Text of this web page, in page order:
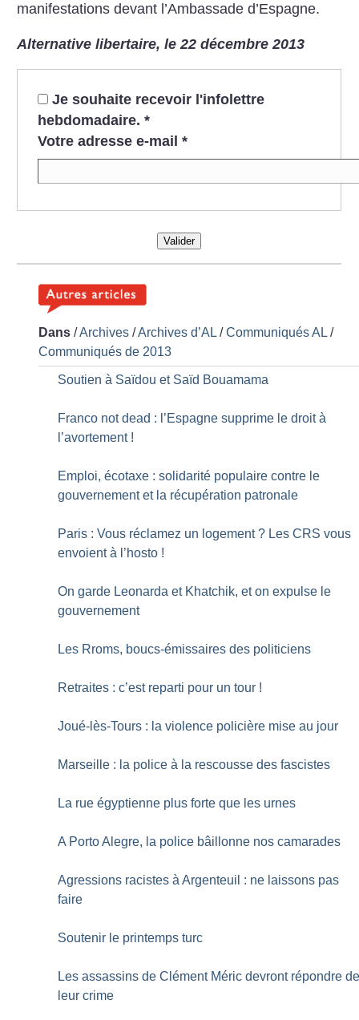
manifestations devant l’Ambassade d’Espagne.
Alternative libertaire, le 22 décembre 2013
Je souhaite recevoir l'infolettre
hebdomadaire. *
Votre adresse e-mail *
Valider
Dans /Archives /Archives d’AL /Communiqués AL /
Communiqués de 2013
Soutien à Saïdou et Saïd Bouamama
Franco not dead : l’Espagne supprime le droit à
l’avortement !
Emploi, écotaxe : solidarité populaire contre le
gouvernement et la récupération patronale
Paris : Vous réclamez un logement ? Les CRS vous
envoient à l’hosto !
On garde Leonarda et Khatchik, et on expulse le
gouvernement
Les Rroms, boucs-émissaires des politiciens
Retraites : c’est reparti pour un tour !
Joué-lès-Tours : la violence policière mise au jour
Marseille : la police à la rescousse des fascistes
La rue égyptienne plus forte que les urnes
A Porto Alegre, la police bâillonne nos camarades
Agressions racistes à Argenteuil : ne laissons pas
faire
Soutenir le printemps turc
Les assassins de Clément Méric devront répondre
leur crime